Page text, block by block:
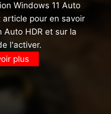
Windows 11 Auto
article pour en savoir
Auto HDR et sur la
l'activer.
plus